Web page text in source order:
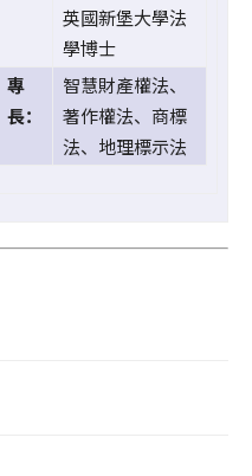
英國新堡大學法
學博士
專
長：
智慧財產權法、
著作權法、商標
法、地理標示法